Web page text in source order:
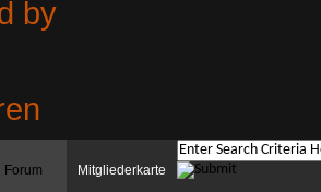
Forum Mitgliederkarte